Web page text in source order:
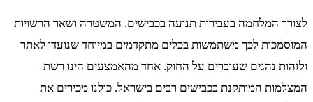
לצורך המלחמה בעבירות תנועה בכבישים, המשטרה ושאר הרשויות
המוסמכות לכך משתמשות בכלים מתקדמים במיוחד שנועדו לאתר
ולזהות נהגים שעוברים על החוק. אחד מהאמצעים הינו רשת
המצלמות המותקנת בכבישים רבים בישראל. כולנו מכירים את